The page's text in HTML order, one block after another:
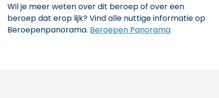
Wil je meer weten over dit beroep of over een
beroep dat erop lijk? Vind alle nuttige informatie op
Beroepenpanorama. Beroepen Panorama